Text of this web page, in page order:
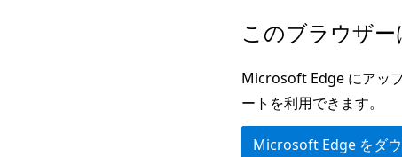
このブラウザー
Microsoft Edge にアッ
ートを利用できます。
Microsoft Edge をダ